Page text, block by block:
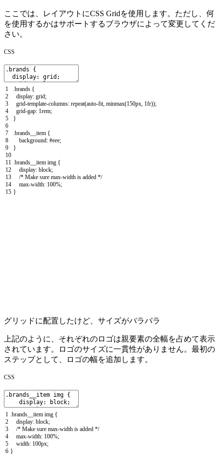
ここでは、レイアウトにCSS Gridを使用します。ただし、何
を使用するかはサポートするブラウザによって変更してくだ
さい。
CSS
1
2
3
4
5
6
7
8
9
10
11
12
13
14
15
.brands {
display: grid;
grid-template-columns: repeat(auto-fit, minmax(150px, 1fr));
grid-gap: 1rem;
}
.brands_ item {
background: #eee;
}
.brands__item img {
display: block;
/* Make sure max-width is added */
max-width: 100%;
}
グリッドに配置したけど、サイズがバラバラ
上記のように、それぞれのロゴは親要素の全幅を占めて表示
されています。ロゴのサイズに一貫性がありません。最初の
ステップとして、ロゴの幅を追加します。
CSS
1
2
3
4
5
6
brands__item img {
display: block;
/* Make sure max-width is added */
max-width: 100%;
width: 100px;
}